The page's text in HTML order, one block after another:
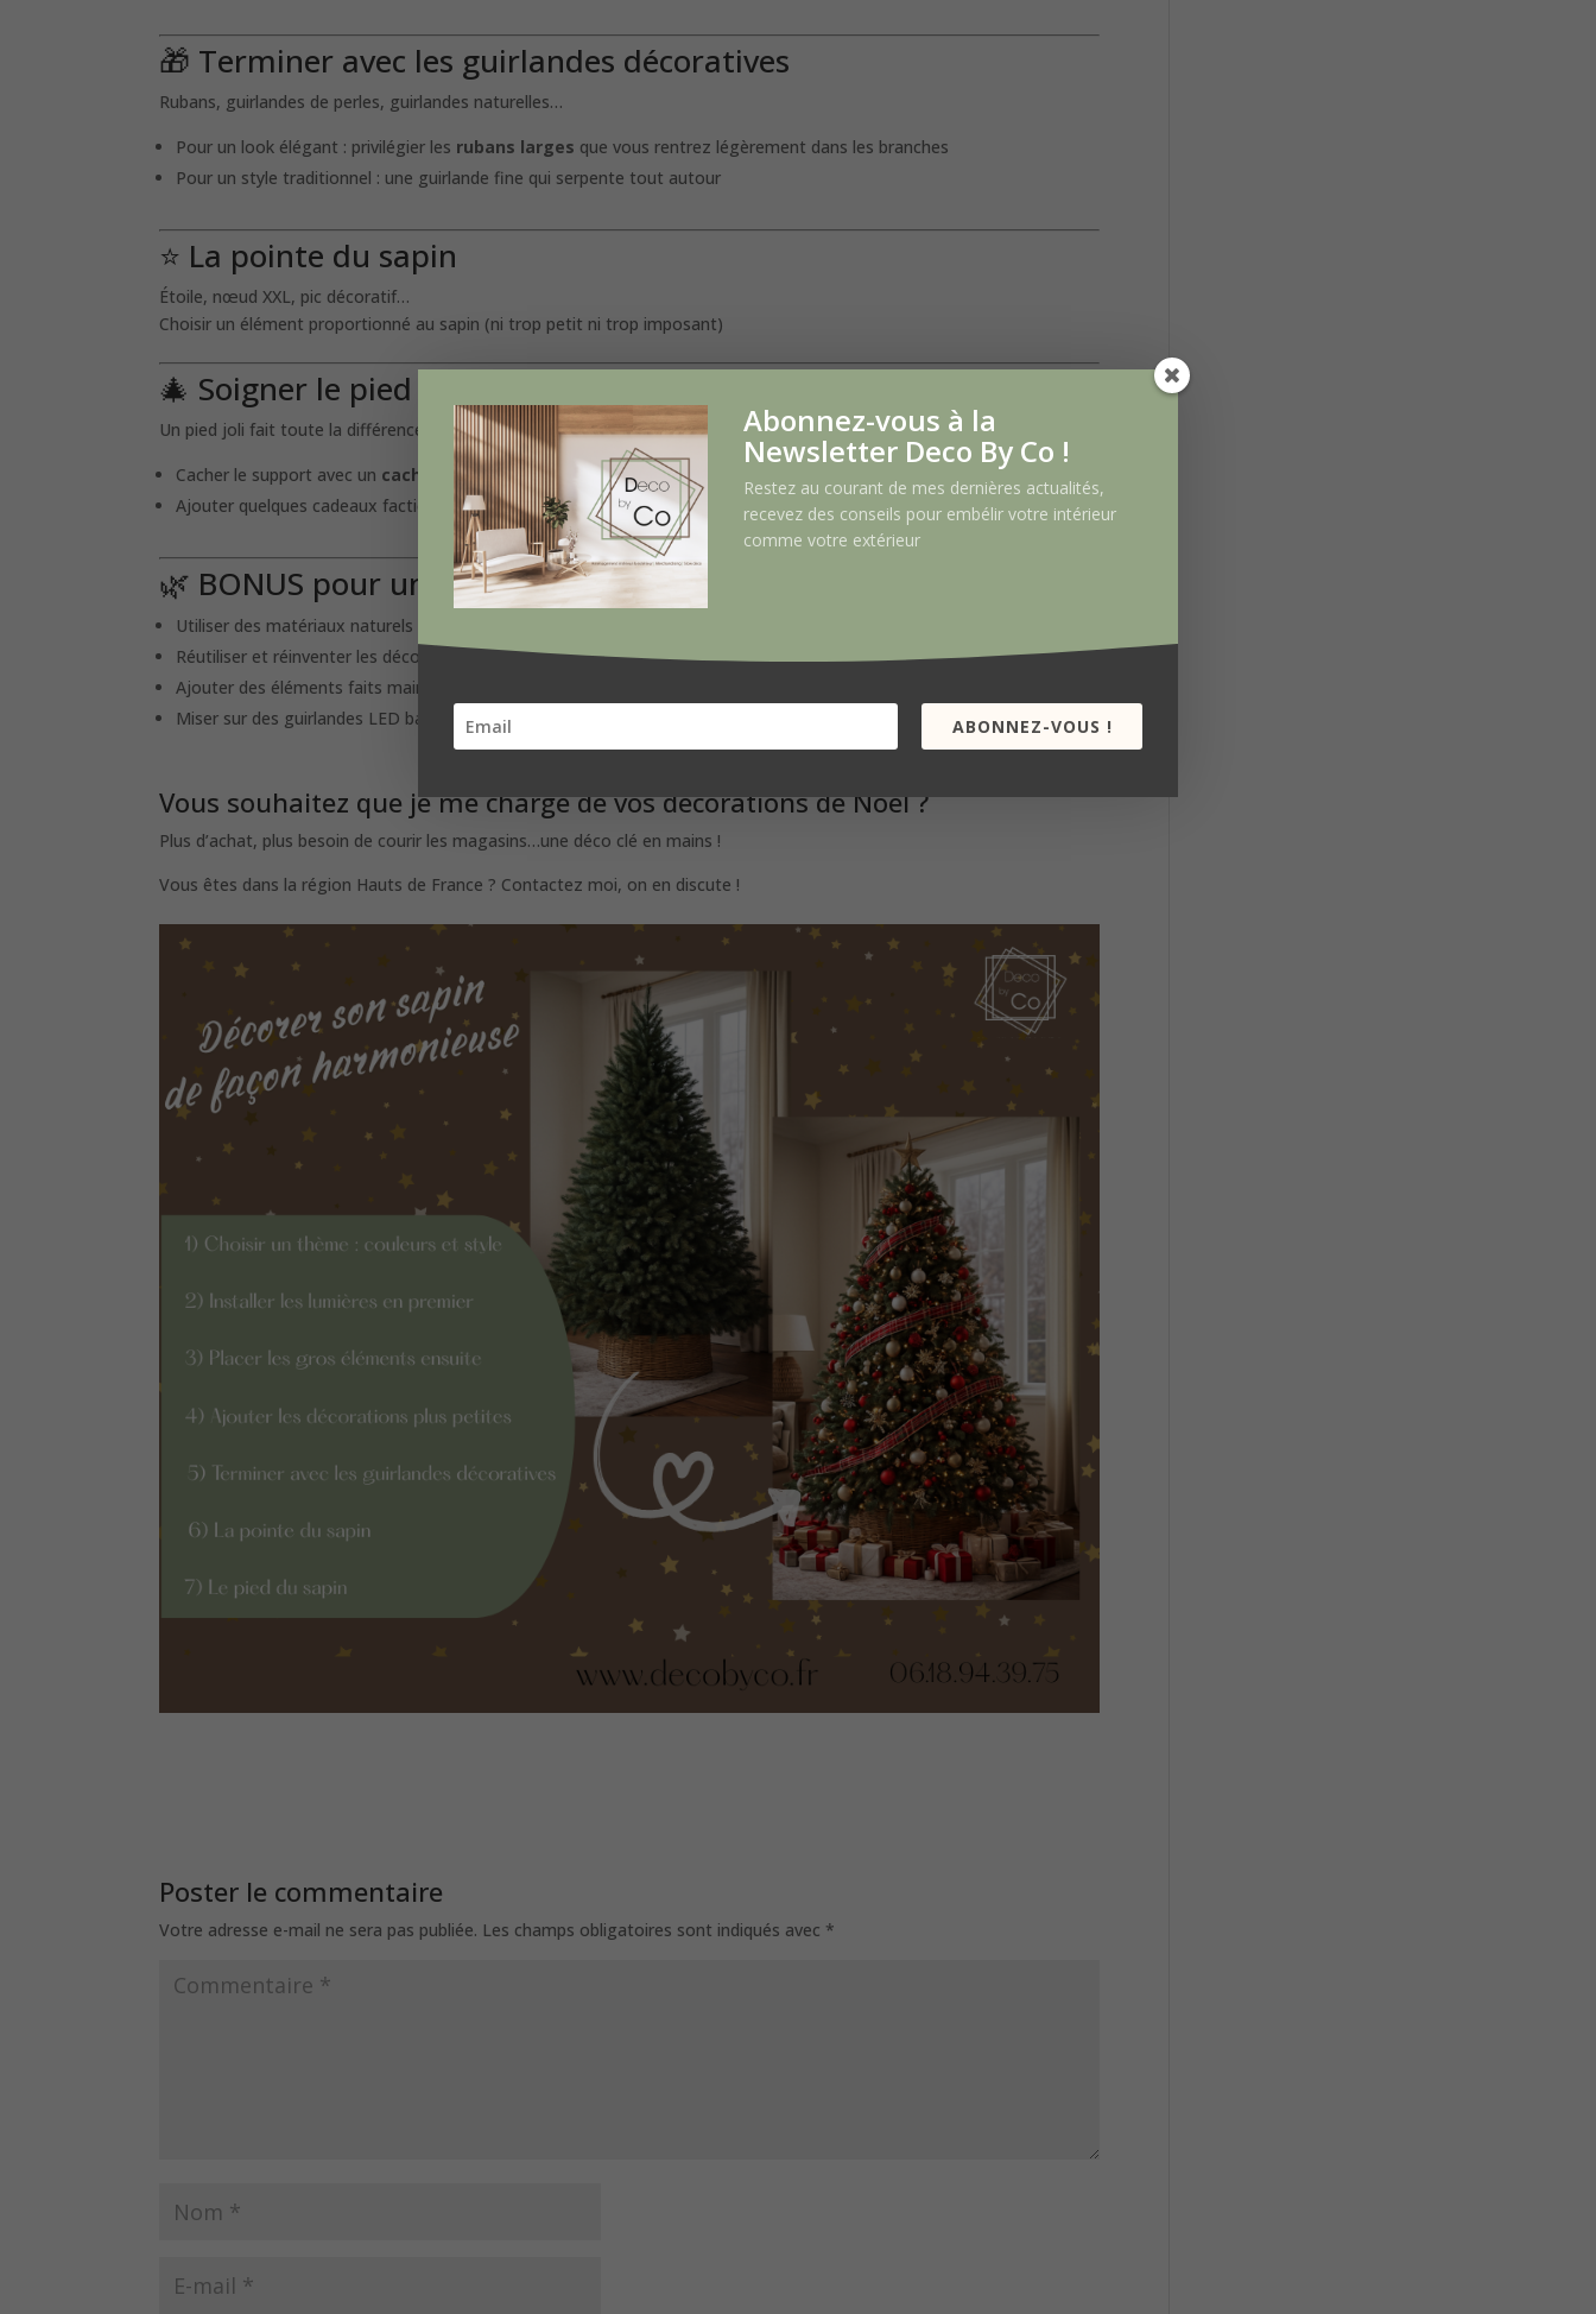
🎁 Terminer avec les guirlandes décoratives
Rubans, guirlandes de perles, guirlandes naturelles…
Pour un look élégant : privilégier les rubans larges que vous rentrez légèrement dans les branches
Pour un style traditionnel : une guirlande fine qui serpente tout autour
⭐ La pointe du sapin
Étoile, nœud XXL, pic décoratif…
Choisir un élément proportionné au sapin (ni trop petit ni trop imposant)
🎄 Soigner le pied du sapin
Un pied joli fait toute la différence
Cacher le support avec un cache-pot , untissu effet plaid , unejupe de sapin
Ajouter quelques cadeaux factices ou déco pour finir le look
🌿 BONUS pour un sapin slow déco & éco-responsable
Utiliser des matériaux naturels : bois, verre, feutrine, corde, papier
Réutiliser et réinventer les décorations
Ajouter des éléments faits main : origamis, tranches d’orange séchées, décorations en pâte autodurcissante
Miser sur des guirlandes LED basse consommation
Vous souhaitez que je me charge de vos décorations de Noel ?
Plus d’achat, plus besoin de courir les magasins…une déco clé en mains !
Vous êtes dans la région Hauts de France ? Contactez moi, on en discute !
Poster le commentaire
Votre adresse e-mail ne sera pas publiée. Les champs obligatoires sont indiqués avec *
Abonnez-vous à la
Newsletter Deco By Co !
Restez au courant de mes dernières actualités,
recevez des conseils pour embélir votre intérieur
comme votre extérieur
ABONNEZ-VOUS !